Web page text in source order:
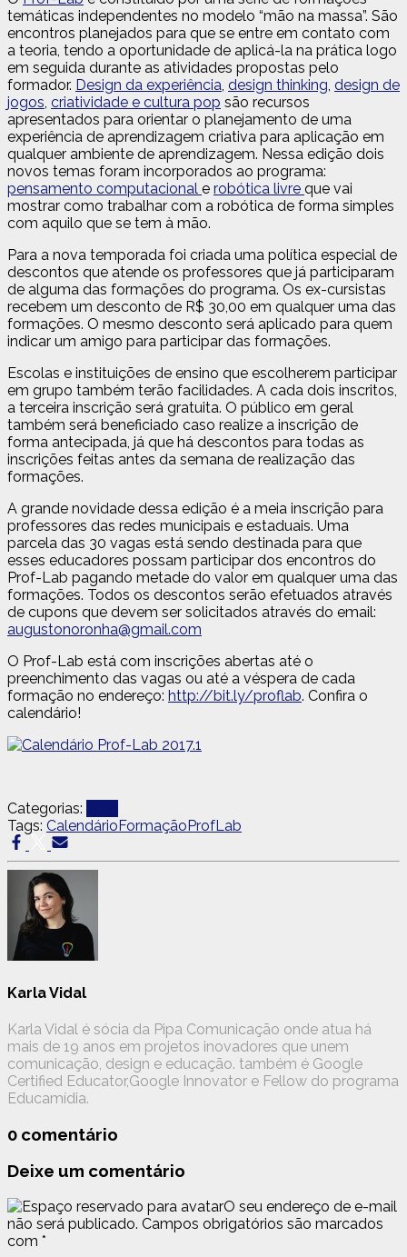
temáticas independentes no modelo “mão na massa”. São
encontros planejados para que se entre em contato com
a teoria, tendo a oportunidade de aplicá-la na prática logo
em seguida durante as atividades propostas pelo
formador. Design da experiência, design thinking, design de
jogos, criatividade e cultura pop são recursos
apresentados para orientar o planejamento de uma
experiência de aprendizagem criativa para aplicação em
qualquer ambiente de aprendizagem. Nessa edição dois
novos temas foram incorporados ao programa:
pensamento computacional e robótica livre que vai
mostrar como trabalhar com a robótica de forma simples
com aquilo que se tem à mão.
Para a nova temporada foi criada uma política especial de
descontos que atende os professores que já participaram
de alguma das formações do programa. Os ex-cursistas
recebem um desconto de R$ 30,00 em qualquer uma das
formações. O mesmo desconto será aplicado para quem
indicar um amigo para participar das formações.
Escolas e instituições de ensino que escolherem participar
em grupo também terão facilidades. A cada dois inscritos,
a terceira inscrição será gratuita. O público em geral
também será beneficiado caso realize a inscrição de
forma antecipada, já que há descontos para todas as
inscrições feitas antes da semana de realização das
formações.
A grande novidade dessa edição é a meia inscrição para
professores das redes municipais e estaduais. Uma
parcela das 30 vagas está sendo destinada para que
esses educadores possam participar dos encontros do
Prof-Lab pagando metade do valor em qualquer uma das
formações. Todos os descontos serão efetuados através
de cupons que devem ser solicitados através do email:
augustonoronha@gmail.com
O Prof-Lab está com inscrições abertas até o
preenchimento das vagas ou até a véspera de cada
formação no endereço: http://bit.ly/proflab. Confira o
calendário!
Categorias:
Tags: Calendário Formação ProfLab
Karla Vidal
Karla Vidal é sócia da Pipa Comunicação onde atua há
mais de 19 anos em projetos inovadores que unem
comunicação, design e educação. também é Google
Certified Educator,Google Innovator e Fellow do programa
Educamídia.
0 comentário
Deixe um comentário
O seu endereço de e-mail
não será publicado. Campos obrigatórios são marcados
com *